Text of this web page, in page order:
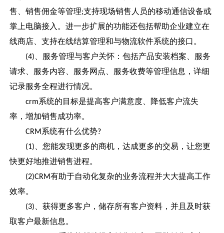
售、销售佣金等管理;支持现场销售人员的移动通信设备或
掌上电脑接入。进一步扩展的功能还包括帮助企业建立在
线商店、支持在线结算管理和与物流软件系统的接口。
(4)、服务管理与客户关怀：包括产品安装档案、服务
请求、服务内容、服务网点、服务收费等管理信息，详细
记录服务全程进行情况。
crm系统的目标是提高客户满意度、降低客户流失
率，增加销售成功率。
CRM系统有什么优势?
(1)、您能发现更多的商机，达成更多的交易，让您更
快更好地推进销售进程。
(2)CRM有助于自动化复杂的业务流程并大大提高工作
效率。
(3)、获得更多客户，储存所有客户资料，并且及时获
取客户最新信息。